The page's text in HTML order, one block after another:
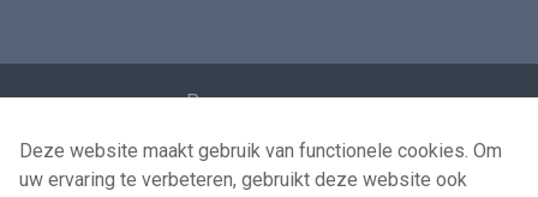
Persoonsgegevens
Voorwaarden voor het hergebruik
Contacteer ons
Deze website maakt gebruik van functionele cookies. Om
uw ervaring te verbeteren, gebruikt deze website ook